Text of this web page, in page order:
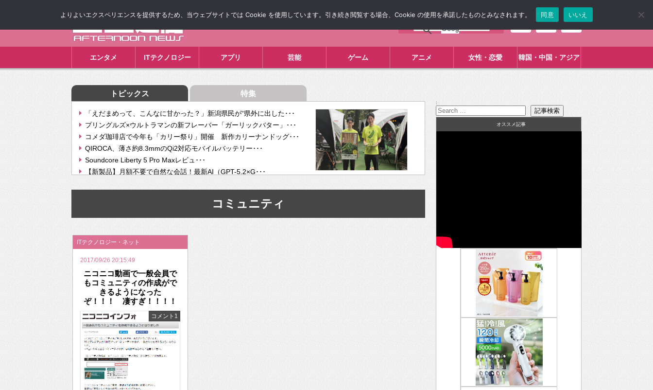
エンタメ ITテクノロジー アプリ 芸能 ゲーム アニメ 女性・恋愛 韓国・中国・アジア
トピックス 特集
「えだまめって、こんなに甘かった？」新潟県民が“県外に出した･･･
プリングルズ×ウルトラマンの新フレーバー「ガーリックバター」･･･
コメダ珈琲店で今年も「カリー祭り」開催 新作カリーナンドッグ･･･
QIROCA、薄さ約8.3mmのQi2対応モバイルバッテリー･･･
Soundcore Liberty 5 Pro Maxレビュ･･･
【新製品】月額不要で自然な会話！最新AI（GPT-5.2×G･･･
【次世代の没入感と生産性】VITURE Luma Ultra･･･
挫折率8割の壁をAIで突破。ジャストシステム、”自分が今話し･･･
2026年のバレンタインは「自分で作って、想いを渡す」 TE･･･
コミュニティ
ITテクノロジー・ネット
2017/09/26 20:15:49
ニコニコ動画で一般会員で
もコミュニティの作成がで
きるようになった
ぞ！！！ 凄すぎ！！！！
コメント1
:
オススメ記事
よりよいエクスペリエンスを提供するため、当ウェブサイトでは Cookie を使用しています。引き続き閲覧する場合、Cookie の使用を承諾したものとみなされます。 同意 いいえ